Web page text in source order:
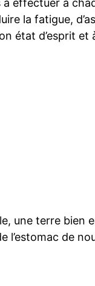
à effectuer à
la fatigue,
état d’esprit et
une terre bien
l’estomac de